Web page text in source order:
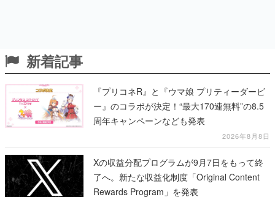
新着記事
『プリコネR』と『ウマ娘 プリティーダービ
ー』のコラボが決定！“最大170連無料”の8.5
周年キャンペーンなども発表
2026年8月8日
Xの収益分配プログラムが9月7日をもって終
了へ。新たな収益化制度「Original Content
Rewards Program」を発表